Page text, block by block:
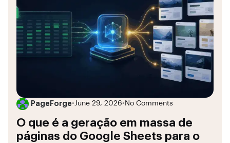
PageForge•June 29, 2026• No Comments
O que é a geração em massa de
páginas do Google Sheets para o